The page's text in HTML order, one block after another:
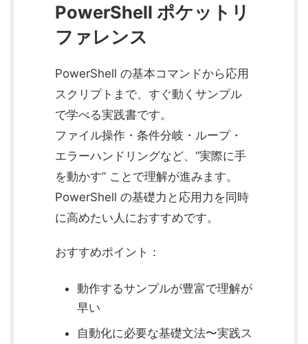
PowerShell ポケットリ
ファレンス
PowerShell の基本コマンドから応用
スクリプトまで、すぐ動くサンプル
で学べる実践書です。
ファイル操作・条件分岐・ループ・
エラーハンドリングなど、“実際に手
を動かす” ことで理解が進みます。
PowerShell の基礎力と応用力を同時
に高めたい人におすすめです。
おすすめポイント：
動作するサンプルが豊富で理解が
早い
自動化に必要な基礎文法〜実践ス